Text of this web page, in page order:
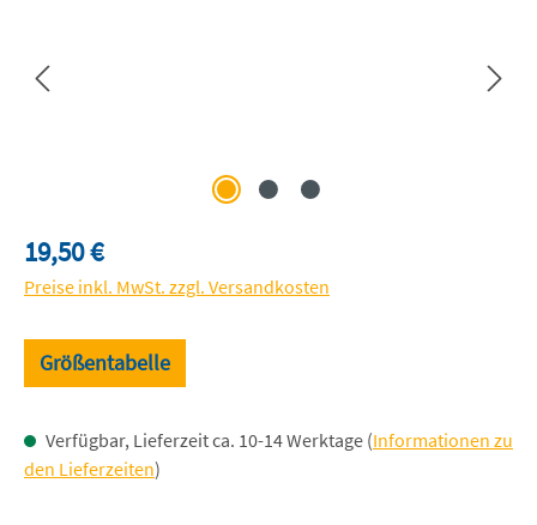
Regulärer Preis:
19,50 €
Preise inkl. MwSt. zzgl. Versandkosten
Größentabelle
Verfügbar, Lieferzeit ca. 10-14 Werktage (Informationen zu
den Lieferzeiten)